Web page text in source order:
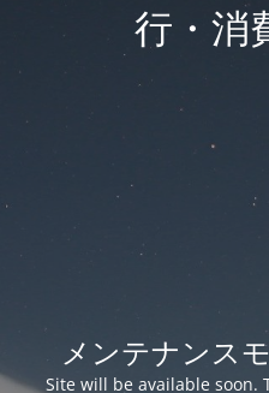
行・消
メンテナンス
Site will be available soon.